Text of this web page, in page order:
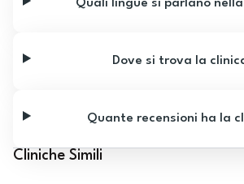
Quali lingue si parlano
Dove si trova la
Quante recensioni ha la
Cliniche Simili